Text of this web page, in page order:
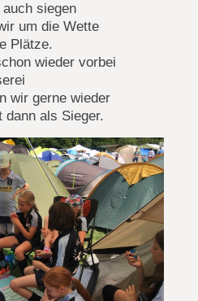
siegen
um die Wette
Plätze.
wieder vorbei
wir gerne wieder
dann als Sieger.